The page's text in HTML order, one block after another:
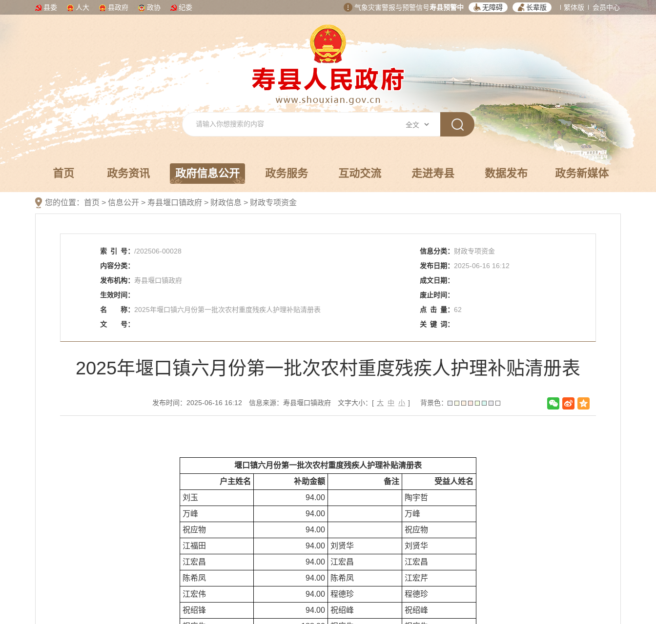
县委 人大 县政府 政协 纪委 气象灾害警报与预警信号寿县预警中 无障碍 长辈版 繁体版 会员中心
首页 政务资讯 政府信息公开 政务服务 互动交流 走进寿县 数据发布 政务新媒体
您的位置： 首页 > 信息公开 > 寿县堰口镇政府 > 财政信息 > 财政专项资金
索 引 号： /202506-00028 信息分类： 财政专项资金
内容分类：
发布日期： 2025-06-16 16:12
发布机构： 寿县堰口镇政府
成文日期：
生效时间：
废止时间：
名
称： 2025年堰口镇六月份第一批次农村重度残疾人护理补贴清册表 点 击 量： 62
文
号： 关 键 词：
2025年堰口镇六月份第一批次农村重度残疾人护理补贴清册表
发布时间：2025-06-16 16:12 信息来源：寿县堰口镇政府 文字大小：[ 大 中 小 ] 背景色：
堰口镇六月份第一批次农村重度残疾人护理补贴清册表
户主姓名
补助金额 备注
受益人姓名
刘玉
94.00
陶宇哲
万峰
94.00
万峰
祝应物
94.00
祝应物
江福田
94.00 刘贤华
刘贤华
江宏昌
94.00 江宏昌
江宏昌
陈希凤
94.00 陈希凤
江宏芹
江宏伟
94.00 程德珍
程德珍
祝绍锋
94.00 祝绍峰
祝绍峰